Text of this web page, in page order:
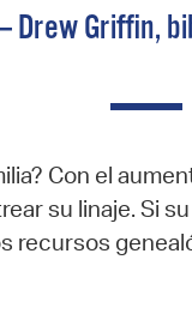
Drew Griffin,
Con el
su linaje. Si
recursos